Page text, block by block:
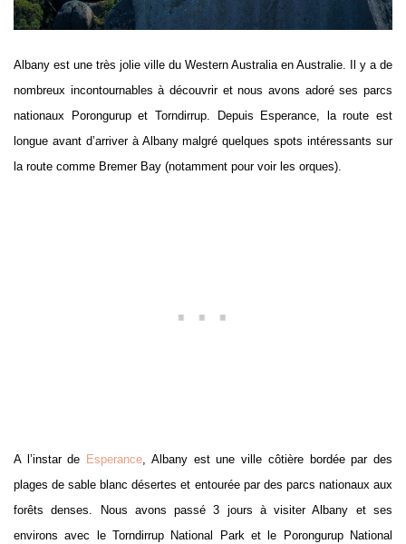
Albany est une très jolie ville du Western Australia en Australie. Il y a de
nombreux incontournables à découvrir et nous avons adoré ses parcs
nationaux Porongurup et Torndirrup. Depuis Esperance, la route est
longue avant d’arriver à Albany malgré quelques spots intéressants sur
la route comme Bremer Bay (notamment pour voir les orques).
A l’instar de Esperance, Albany est une ville côtière bordée par des
plages de sable blanc désertes et entourée par des parcs nationaux aux
forêts denses. Nous avons passé 3 jours à visiter Albany et ses
environs avec le Torndirrup National Park et le Porongurup National